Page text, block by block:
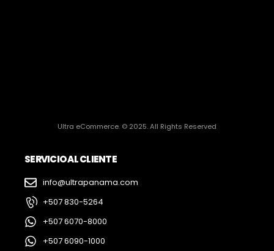
Ultra eCommerce. © 2025. All Rights Reserved
SERVICIO AL CLIENTE
info@ultrapanama.com
+507 830-5264
+507 6070-8000
+507 6090-1000